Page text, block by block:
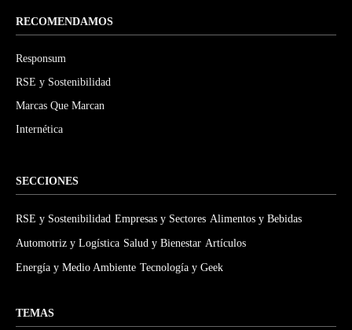
RECOMENDAMOS
Responsum
RSE y Sostenibilidad
Marcas Que Marcan
Internética
SECCIONES
RSE y Sostenibilidad Empresas y Sectores Alimentos y Bebidas
Automotriz y Logística Salud y Bienestar Artículos
Energía y Medio Ambiente Tecnología y Geek
TEMAS